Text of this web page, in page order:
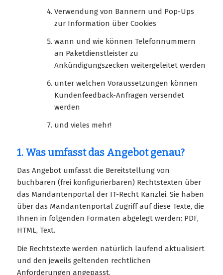
Verwendung von Bannern und Pop-Ups
zur Information über Cookies
wann und wie können Telefonnummern
an Paketdienstleister zu
Ankündigungszecken weitergeleitet werden
unter welchen Voraussetzungen können
Kundenfeedback-Anfragen versendet
werden
und vieles mehr!
1. Was umfasst das Angebot genau?
Das Angebot umfasst die Bereitstellung von
buchbaren (frei konfigurierbaren) Rechtstexten über
das Mandantenportal der IT-Recht Kanzlei. Sie haben
über das Mandantenportal Zugriff auf diese Texte, die
Ihnen in folgenden Formaten abgelegt werden: PDF,
HTML, Text.
Die Rechtstexte werden natürlich laufend aktualisiert
und den jeweils geltenden rechtlichen
Anforderungen angepasst.